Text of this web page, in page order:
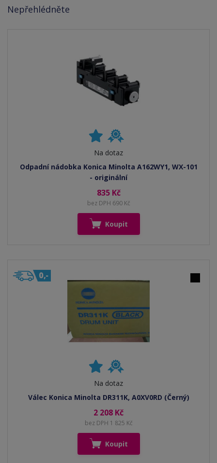
Nepřehlédněte
Na dotaz
Odpadní nádobka Konica Minolta A162WY1, WX-101
- originální
835 Kč
bez DPH 690 Kč
Koupit
Na dotaz
Válec Konica Minolta DR311K, A0XV0RD (Černý)
2 208 Kč
bez DPH 1 825 Kč
Koupit